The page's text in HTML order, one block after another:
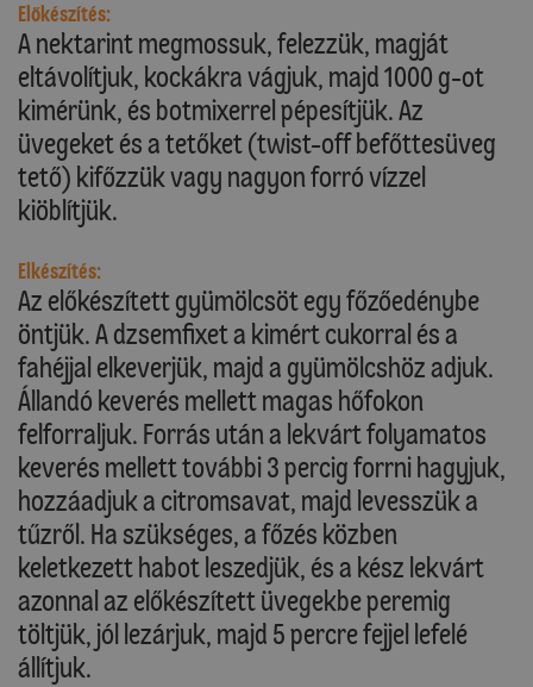
Előkészítés:
A nektarint megmossuk, felezzük, magját
eltávolítjuk, kockákra vágjuk, majd 1000 g-ot
kimérünk, és botmixerrel pépesítjük. Az
üvegeket és a tetőket (twist-off befőttesüveg
tető) kifőzzük vagy nagyon forró vízzel
kiöblítjük.
Elkészítés:
Az előkészített gyümölcsöt egy főzőedénybe
öntjük. A dzsemfixet a kimért cukorral és a
fahéjjal elkeverjük, majd a gyümölcshöz adjuk.
Állandó keverés mellett magas hőfokon
felforraljuk. Forrás után a lekvárt folyamatos
keverés mellett további 3 percig forrni hagyjuk,
hozzáadjuk a citromsavat, majd levesszük a
tűzről. Ha szükséges, a főzés közben
keletkezett habot leszedjük, és a kész lekvárt
azonnal az előkészített üvegekbe peremig
töltjük, jól lezárjuk, majd 5 percre fejjel lefelé
állítjuk.